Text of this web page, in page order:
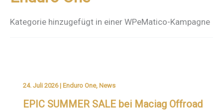
Kategorie hinzugefügt in einer WPeMatico-Kampagne
24. Juli 2026| Enduro One, News
EPIC SUMMER SALE bei Maciag Offroad